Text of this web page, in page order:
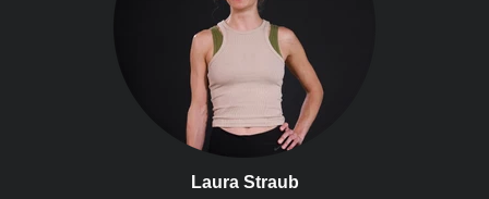
Laura Straub